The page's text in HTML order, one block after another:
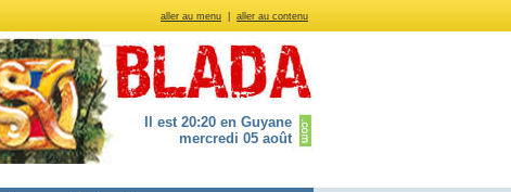
aller au menu aller au contenu
Il est 20:20 en Guyane
mercredi 05 août